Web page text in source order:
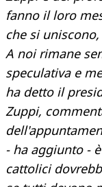
fanno il loro
che si
A noi rimane
speculativa e
ha detto il
Zuppi,
- ha aggiunto -
cattolici